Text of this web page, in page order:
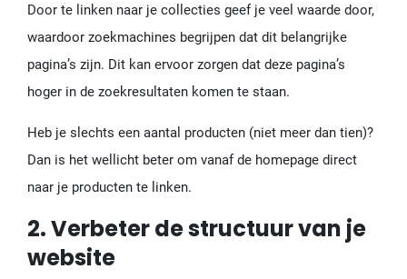
Door te linken naar je collecties geef je veel waarde door,
waardoor zoekmachines begrijpen dat dit belangrijke
pagina’s zijn. Dit kan ervoor zorgen dat deze pagina’s
hoger in de zoekresultaten komen te staan.
Heb je slechts een aantal producten (niet meer dan tien)?
Dan is het wellicht beter om vanaf de homepage direct
naar je producten te linken.
2. Verbeter de structuur van je
website